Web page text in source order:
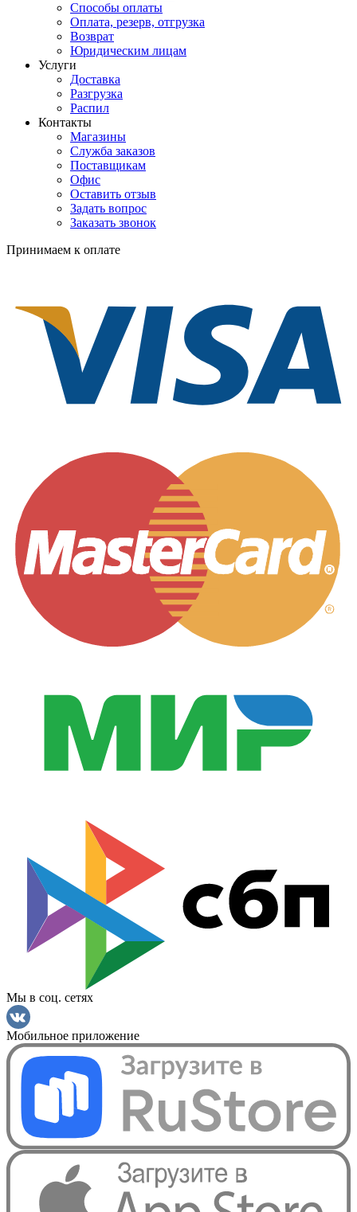
Способы оплаты
Оплата, резерв, отгрузка
Возврат
Юридическим лицам
Услуги
Доставка
Разгрузка
Распил
Контакты
Магазины
Служба заказов
Поставщикам
Офис
Оставить отзыв
Задать вопрос
Заказать звонок
Принимаем к оплате
Мы в соц. сетях
Мобильное приложение